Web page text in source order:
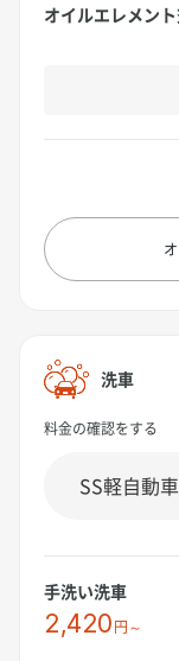
オイルエレメン
洗車
料金の確認をする
手洗い洗車
2,420円～